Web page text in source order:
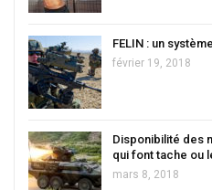
FELIN : un
février 19, 2018
Disponibilité des
qui font tache ou
mars 8, 2018